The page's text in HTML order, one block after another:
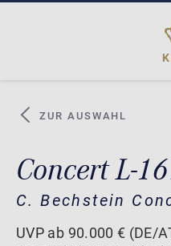
ZUR AUSWAHL
Concert L-
C. Bechstein
UVP ab 90.000 € (DE/